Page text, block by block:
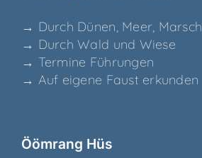
→ Durch Dünen, Meer, Marsch
→ Durch Wald und Wiese
→ Ter­mi­ne Führungen
→ Auf eige­ne Faust erkunden
Ööm­rang Hüs